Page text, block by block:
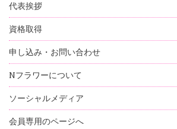
代表挨拶
資格取得
申し込み・お問い合わせ
Nフラワーについて
ソーシャルメディア
会員専用のページへ